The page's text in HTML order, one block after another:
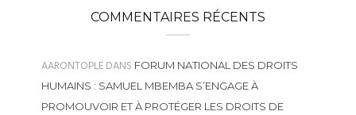
COMMENTAIRES RÉCENTS
AARONTOPLEDANS FORUM NATIONAL DES DROITS
HUMAINS : SAMUEL MBEMBA S’ENGAGE À
PROMOUVOIR ET À PROTÉGER LES DROITS DE